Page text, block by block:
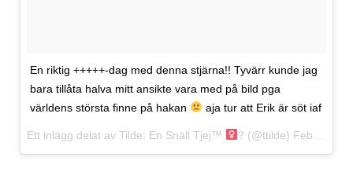
En riktig +++++-dag med denna stjärna!! Tyvärr kunde jag
bara tillåta halva mitt ansikte vara med på bild pga
världens största finne på hakan
aja tur att Erik är söt iaf
Ett inlägg delat av Tilde: En Snäll Tjej™ ? (@ttilde) Feb 14, 2017 kl. 11:53 PST